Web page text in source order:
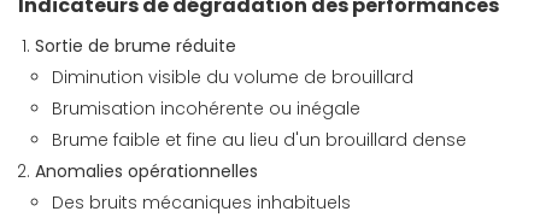
Indicateurs de dégradation des performances
Sortie de brume réduite
Diminution visible du volume de brouillard
Brumisation incohérente ou inégale
Brume faible et fine au lieu d'un brouillard dense
Anomalies opérationnelles
Des bruits mécaniques inhabituels